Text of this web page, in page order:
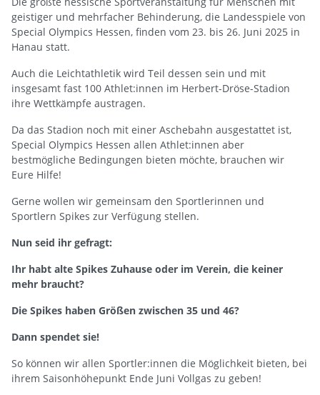
geistiger und mehrfacher Behinderung, die Landesspiele von
Special Olympics Hessen, finden vom 23. bis 26. Juni 2025 in
Hanau statt.
Auch die Leichtathletik wird Teil dessen sein und mit
insgesamt fast 100 Athlet:innen im Herbert-Dröse-Stadion
ihre Wettkämpfe austragen.
Da das Stadion noch mit einer Aschebahn ausgestattet ist,
Special Olympics Hessen allen Athlet:innen aber
bestmögliche Bedingungen bieten möchte, brauchen wir
Eure Hilfe!
Gerne wollen wir gemeinsam den Sportlerinnen und
Sportlern Spikes zur Verfügung stellen.
Nun seid ihr gefragt:
Ihr habt alte Spikes Zuhause oder im Verein, die keiner
mehr braucht?
Die Spikes haben Größen zwischen 35 und 46?
Dann spendet sie!
So können wir allen Sportler:innen die Möglichkeit bieten, bei
ihrem Saisonhöhepunkt Ende Juni Vollgas zu geben!